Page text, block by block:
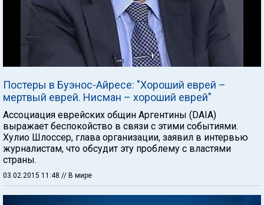
Постеры в Буэнос-Айресе: "Хороший еврей –
мертвый еврей. Нисман – хороший еврей"
Ассоциация еврейских общин Аргентины (DAIA)
выражает беспокойство в связи с этими событиями.
Хулио Шлоссер, глава организации, заявил в интервью
журналистам, что обсудит эту проблему с властями
страны.
03.02.2015 11:48 // В мире